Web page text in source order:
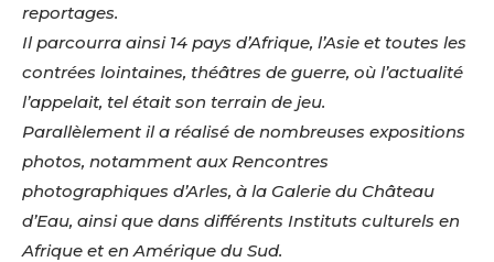
reportages.
Il parcourra ainsi 14 pays d’Afrique, l’Asie et toutes les
contrées lointaines, théâtres de guerre, où l’actualité
l’appelait, tel était son terrain de jeu.
Parallèlement il a réalisé de nombreuses expositions
photos, notamment aux Rencontres
photographiques d’Arles, à la Galerie du Château
d’Eau, ainsi que dans différents Instituts culturels en
Afrique et en Amérique du Sud.